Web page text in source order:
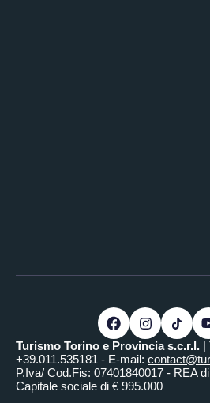
Turismo Torino e Provincia s.c.r.l. |
+39.011.535181 - E-mail:
P.Iva/ Cod.Fis: 07401840017 - REA
Capitale sociale di € 995.000